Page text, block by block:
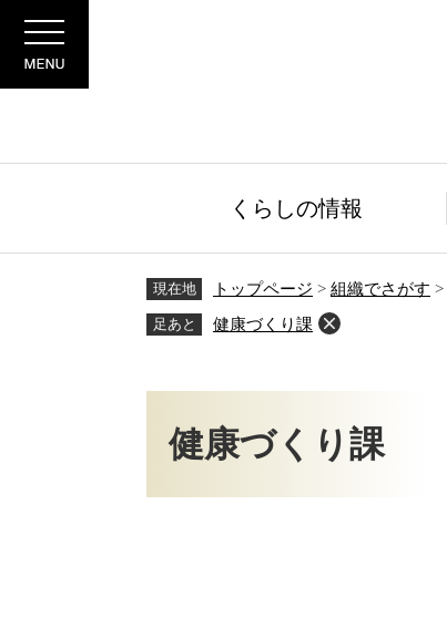
の
ー
本
くらしの情報
現在地 トップページ > 組織でさがす >
足あと 健康づくり課
健康づくり課